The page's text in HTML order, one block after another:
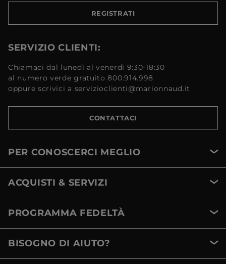
REGISTRATI
SERVIZIO CLIENTI:
Chiamaci dal lunedì al venerdì 9:30-18:30
al numero verde gratuito 800.914.998
oppure scrivici a servizioclienti@marionnaud.it
CONTATTACI
PER CONOSCERCI MEGLIO
ACQUISTI & SERVIZI
PROGRAMMA FEDELTÀ
BISOGNO DI AIUTO?